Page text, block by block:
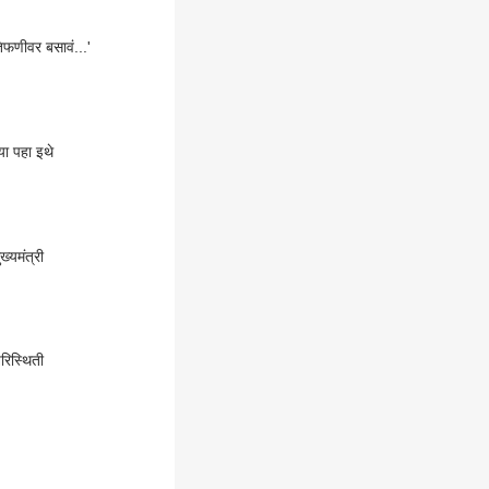
बसावं...'
पहा इथे